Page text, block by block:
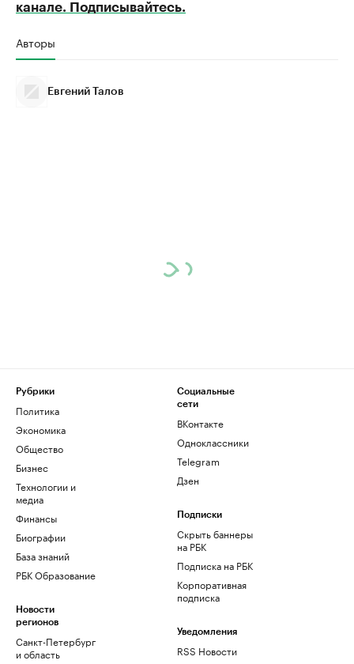
канале. Подписывайтесь.
Авторы
Евгений Талов
Рубрики
Политика
Экономика
Общество
Бизнес
Технологии и
медиа
Финансы
Биографии
База знаний
РБК Образование
Новости
регионов
Санкт-Петербург
и область
Социальные
сети
ВКонтакте
Одноклассники
Telegram
Дзен
Подписки
Скрыть баннеры
на РБК
Подписка на РБК
Корпоративная
подписка
Уведомления
RSS Новости